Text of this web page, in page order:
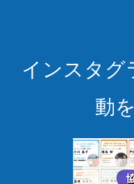
インスタグ
動